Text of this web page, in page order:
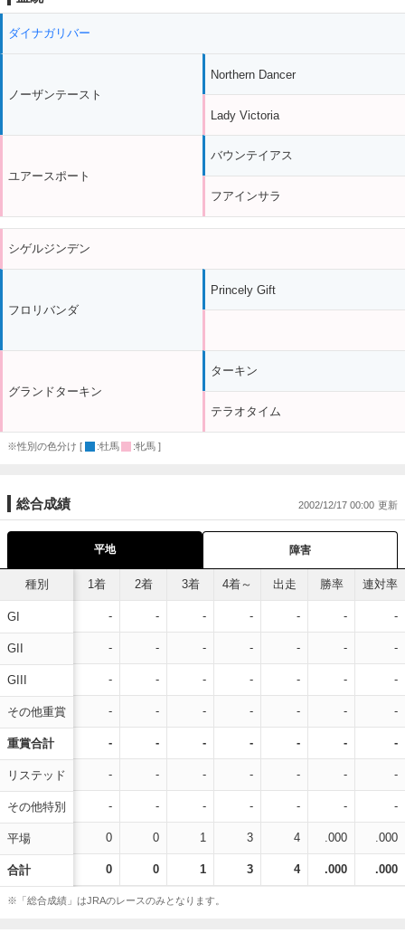
ダイナガリバー
ノーザンテースト
ユアースポート
Northern Dancer
Lady Victoria
バウンテイアス
フアインサラ
シゲルジンデン
フロリバンダ
グランドターキン
Princely Gift
ターキン
テラオタイム
※性別の色分け [ :牡馬 :牝馬 ]
総合成績 2002/12/17 00:00
平地 障害
種別
GI
GII
GIII
その他重賞
重賞合計
リステッド
その他特別
平場
合計
1着 2着 3着 4着～ 出走 勝率 連対率
- - - - - - -
- - - - - - -
- - - - - - -
- - - - - - -
- - - - - - -
- - - - - - -
- - - - - - -
0 0 1 3 4 .000 .000
0 0 1 3 4 .000 .000
※「総合成績」はJRAのレースのみとなります。